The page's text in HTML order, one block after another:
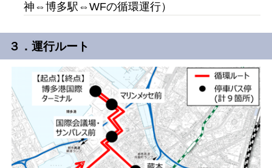
神⇔博多駅⇔WFの循環運行）
３．運行ルート